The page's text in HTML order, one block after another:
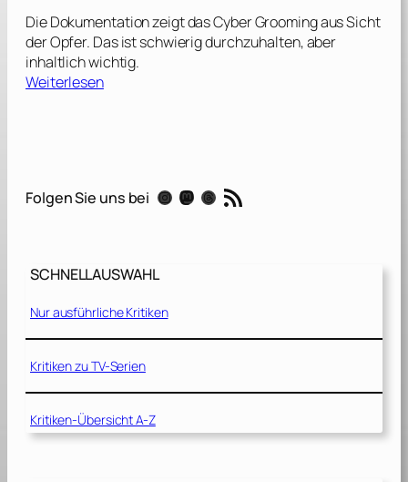
Die Dokumentation zeigt das Cyber Grooming aus Sicht
der Opfer. Das ist schwierig durchzuhalten, aber
inhaltlich wichtig.
Weiterlesen:
g
m
e
t
z
0
2
Folgen Sie uns bei Instagram Mastodon Threads RSS-Feed
SCHNELLAUSWAHL
Nur ausführliche Kritiken
Kritiken zu TV-Serien
Kritiken-Übersicht A-Z